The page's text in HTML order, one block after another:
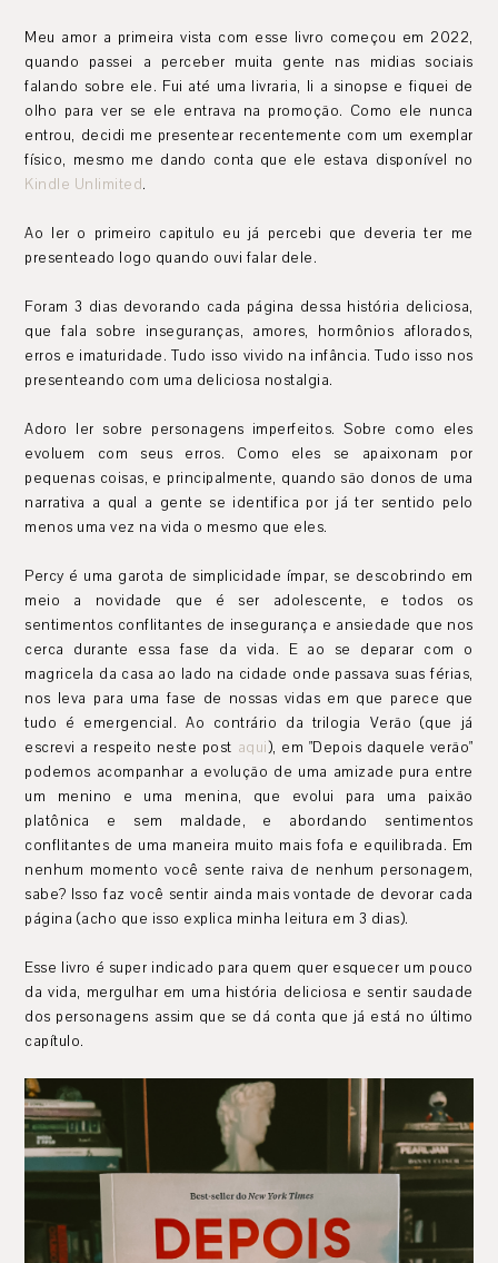
Meu amor a primeira vista com esse livro começou em 2022,
quando passei a perceber muita gente nas midias sociais
falando sobre ele. Fui até uma livraria, li a sinopse e fiquei de
olho para ver se ele entrava na promoção. Como ele nunca
entrou, decidi me presentear recentemente com um exemplar
físico, mesmo me dando conta que ele estava disponível no
Kindle Unlimited.
Ao ler o primeiro capitulo eu já percebi que deveria ter me
presenteado logo quando ouvi falar dele.
Foram 3 dias devorando cada página dessa história deliciosa,
que fala sobre inseguranças, amores, hormônios aflorados,
erros e imaturidade. Tudo isso vivido na infância. Tudo isso nos
presenteando com uma deliciosa nostalgia.
Adoro ler sobre personagens imperfeitos. Sobre como eles
evoluem com seus erros. Como eles se apaixonam por
pequenas coisas, e principalmente, quando são donos de uma
narrativa a qual a gente se identifica por já ter sentido pelo
menos uma vez na vida o mesmo que eles.
Percy é uma garota de simplicidade ímpar, se descobrindo em
meio a novidade que é ser adolescente, e todos os
sentimentos conflitantes de insegurança e ansiedade que nos
cerca durante essa fase da vida. E ao se deparar com o
magricela da casa ao lado na cidade onde passava suas férias,
nos leva para uma fase de nossas vidas em que parece que
tudo é emergencial. Ao contrário da trilogia Verão (que já
escrevi a respeito neste post aqui), em "Depois daquele verão"
podemos acompanhar a evolução de uma amizade pura entre
um menino e uma menina, que evolui para uma paixão
platônica e sem maldade, e abordando sentimentos
conflitantes de uma maneira muito mais fofa e equilibrada. Em
nenhum momento você sente raiva de nenhum personagem,
sabe? Isso faz você sentir ainda mais vontade de devorar cada
página (acho que isso explica minha leitura em 3 dias).
Esse livro é super indicado para quem quer esquecer um pouco
da vida, mergulhar em uma história deliciosa e sentir saudade
dos personagens assim que se dá conta que já está no último
capítulo.